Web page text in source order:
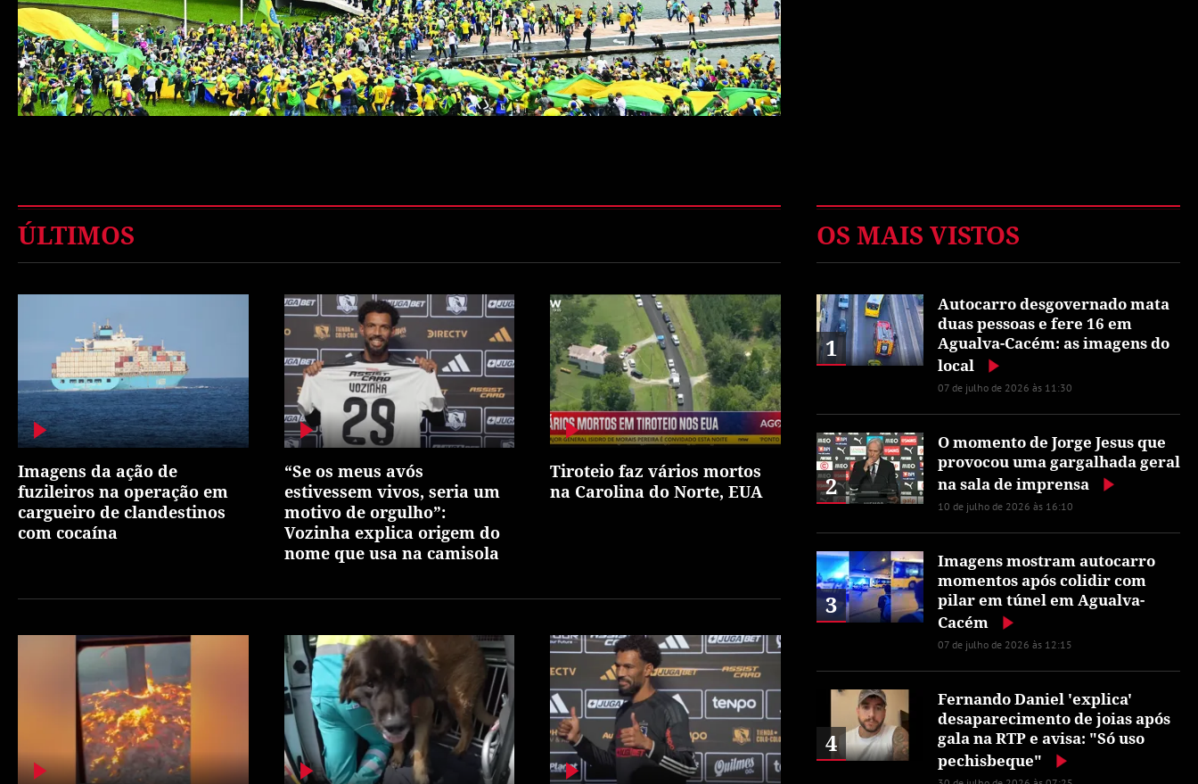
Vídeo
ÚLTIMOS
Imagens da ação de
fuzileiros na operação em
cargueiro de clandestinos
com cocaína
“Se os meus avós
estivessem vivos, seria um
motivo de orgulho”:
Vozinha explica origem do
nome que usa na camisola
Tiroteio faz vários mortos
na Carolina do Norte, EUA
OS MAIS VISTOS
1
Autocarro desgovernado mata
duas pessoas e fere 16 em
Agualva-Cacém: as imagens do
local
07 de julho de 2026 às 11:30
2
O momento de Jorge Jesus que
provocou uma gargalhada geral
na sala de imprensa
10 de julho de 2026 às 16:10
3
Imagens mostram autocarro
momentos após colidir com
pilar em túnel em Agualva-
Cacém
07 de julho de 2026 às 12:15
4
Fernando Daniel 'explica'
desaparecimento de joias após
gala na RTP e avisa: "Só uso
pechisbeque"